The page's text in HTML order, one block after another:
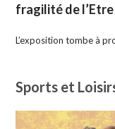
fragilité de
L’exposition tombe à
Sports et